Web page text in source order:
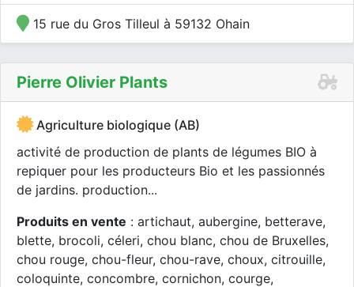
15 rue du Gros Tilleul à 59132 Ohain
Pierre Olivier Plants
Agriculture biologique (AB)
activité de production de plants de légumes BIO à
repiquer pour les producteurs Bio et les passionnés
de jardins. production...
Produits en vente : artichaut, aubergine, betterave,
blette, brocoli, céleri, chou blanc, chou de Bruxelles,
chou rouge, chou-fleur, chou-rave, choux, citrouille,
coloquinte, concombre, cornichon, courge,